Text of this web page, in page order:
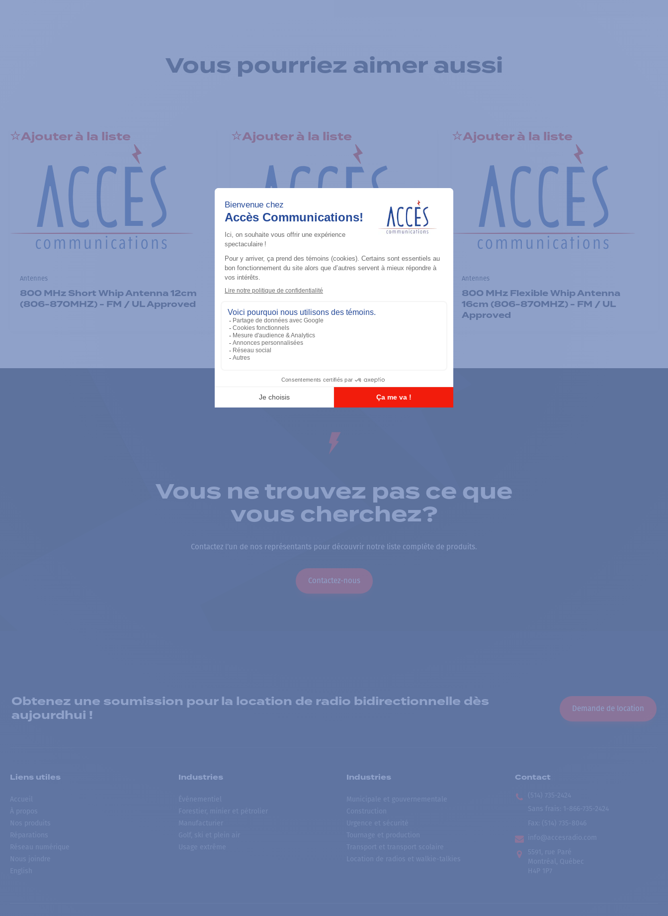
Vous pourriez aimer aussi
Ajouter à la liste
Antennes
800 MHz Short Whip Antenna 12cm
(806-870MHZ) - FM / UL Approved
Ajouter à la liste
Antennes
900 MHz Short Whip Antenna 11cm
Ajouter à la liste
Antennes
800 MHz Flexible Whip Antenna
16cm (806-870MHZ) - FM / UL
Approved
Vous ne trouvez pas ce que
vous cherchez?
Contactez l’un de nos représentants pour découvrir notre liste complète de produits.
Contactez-nous
Obtenez une soumission pour la location de radio bidirectionnelle dès
aujourdhui !
Demande de location
Liens utiles
Accueil
À propos
Nos produits
Réparations
Réseau numérique
Nous joindre
English
Industries
Événementiel
Forestier, minier et pétrolier
Manufacturier
Golf, ski et plein air
Usage extrême
Industries
Municipale et gouvernementale
Construction
Urgence et sécurité
Tournage et production
Transport et transport scolaire
Location de radios et walkie-talkies
Contact
(514) 735-2424
Sans frais
1-866-735-2424
Fax: (514) 735-8046
info@accesradio.com
5591, rue Paré
Montréal, Québec
H4P 1P7